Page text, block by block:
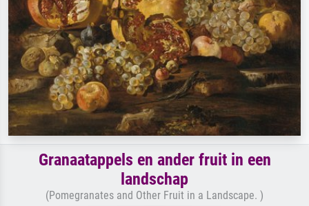
Granaatappels en ander fruit in een
landschap
(Pomegranates and Other Fruit in a Landscape. )